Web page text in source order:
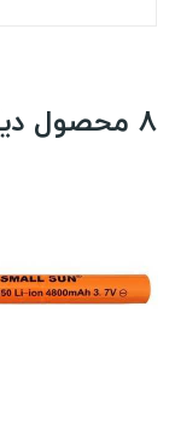
8 محصول دیگر در همین شاخه: